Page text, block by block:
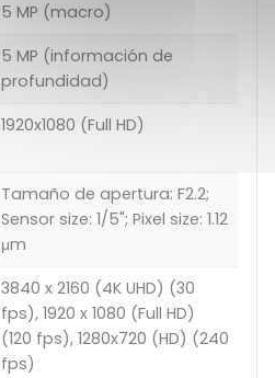
5 MP (macro)
5 MP (información de
profundidad)
1920x1080 (Full HD)
Tamaño de apertura: F2.2;
Sensor size: 1/5"; Pixel size: 1.12
μm
3840 x 2160 (4K UHD) (30
fps), 1920 x 1080 (Full HD)
(120 fps), 1280x720 (HD) (240
fps)